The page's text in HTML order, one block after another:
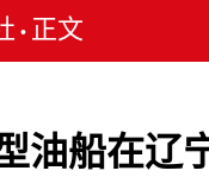
• 正文
油船在辽